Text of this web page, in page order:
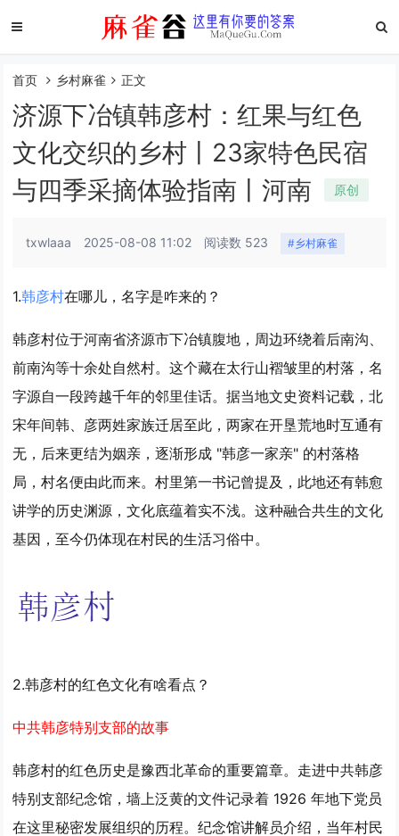
首页 乡村麻雀 正文
济源下冶镇韩彦村：红果与红色
文化交织的乡村丨23家特色民宿
与四季采摘体验指南丨河南
原创
txwlaaa 2025-08-08 11:02 阅读数 523 #乡村麻雀
1.韩彦村在哪儿，名字是咋来的？
韩彦村位于河南省济源市下冶镇腹地，周边环绕着后南沟、
前南沟等十余处自然村。这个藏在太行山褶皱里的村落，名
字源自一段跨越千年的邻里佳话。据当地文史资料记载，北
宋年间韩、彦两姓家族迁居至此，两家在开垦荒地时互通有
无，后来更结为姻亲，逐渐形成 "韩彦一家亲" 的村落格
局，村名便由此而来。村里第一书记曾提及，此地还有韩愈
讲学的历史渊源，文化底蕴着实不浅。这种融合共生的文化
基因，至今仍体现在村民的生活习俗中。
2.韩彦村的红色文化有啥看点？
中共韩彦特别支部的故事
韩彦村的红色历史是豫西北革命的重要篇章。走进中共韩彦
特别支部纪念馆，墙上泛黄的文件记录着 1926 年地下党员
在这里秘密发展组织的历程。纪念馆讲解员介绍，当年村民